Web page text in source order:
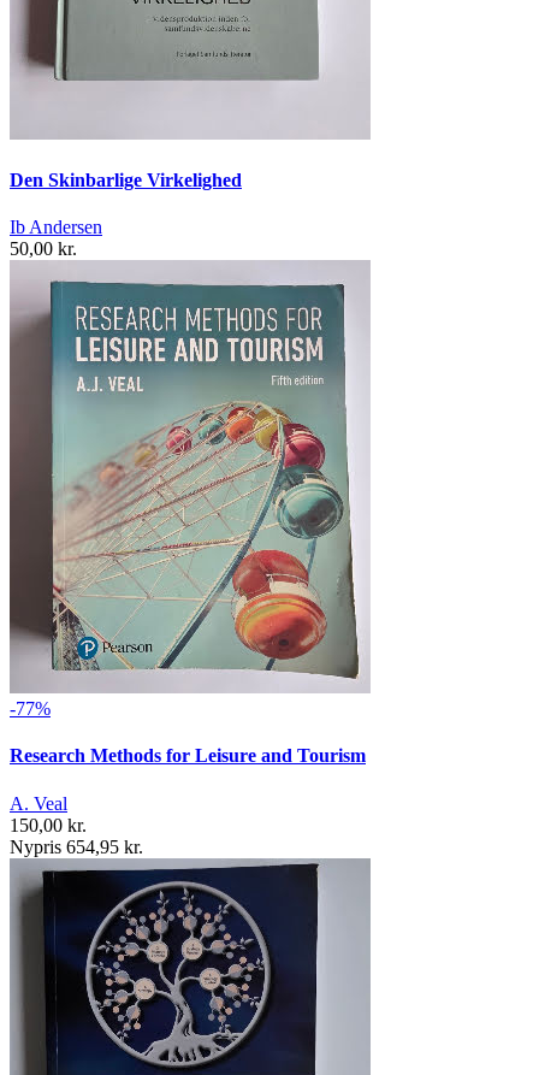
Den Skinbarlige Virkelighed
Ib Andersen
50,00 kr.
-77%
Research Methods for Leisure and Tourism
A. Veal
150,00 kr.
Nypris 654,95 kr.